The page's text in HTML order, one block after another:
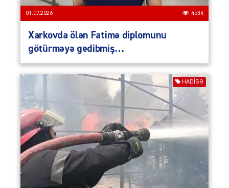
01.07.2026 4534
Xarkovda ölən Fatimə diplomunu
götürməyə gedibmiş…
HADISƏ